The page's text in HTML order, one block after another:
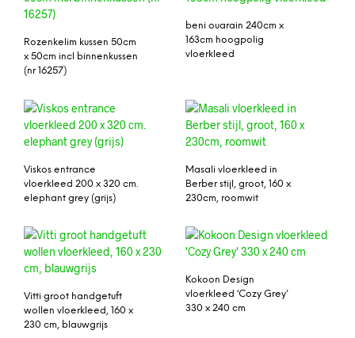
Rozenkelim kussen 50cm
x 50cm incl binnenkussen
(nr 16257)
beni ouarain 240cm x
163cm hoogpolig
vloerkleed
Viskos entrance
vloerkleed 200 x 320 cm.
elephant grey (grijs)
Masali vloerkleed in
Berber stijl, groot, 160 x
230cm, roomwit
Vitti groot handgetuft
wollen vloerkleed, 160 x
230 cm, blauwgrijs
Kokoon Design
vloerkleed ‘Cozy Grey’
330 x 240 cm